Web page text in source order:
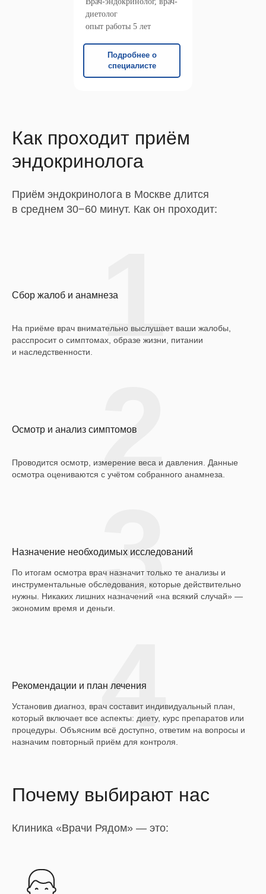
диетолог
опыт работы 5 лет
Подробнее о
специалисте
Как проходит приём
эндокринолога
Приём эндокринолога в Москве длится
в среднем 30−60 минут. Как он проходит:
Сбор жалоб и анамнеза
На приёме врач внимательно выслушает ваши жалобы,
расспросит о симптомах, образе жизни, питании
и наследственности.
1
Осмотр и анализ симптомов
Проводится осмотр, измерение веса и давления. Данные
осмотра оцениваются с учётом собранного анамнеза.
2
Назначение необходимых исследований
По итогам осмотра врач назначит только те анализы и
инструментальные обследования, которые действительно
нужны. Никаких лишних назначений «на всякий случай» —
экономим время и деньги.3
Рекомендации и план лечения
Установив диагноз, врач составит индивидуальный план,
который включает все аспекты: диету, курс препаратов или
процедуры. Объясним всё доступно, ответим на вопросы и
назначим повторный приём для контроля.
4
Почему выбирают нас
Клиника «Врачи Рядом» — это: